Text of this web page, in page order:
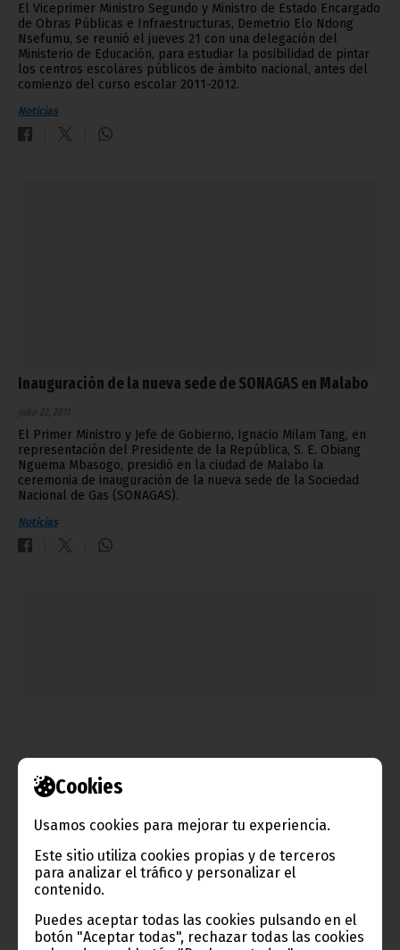
Cookies
Usamos cookies para mejorar tu experiencia.
Este sitio utiliza cookies propias y de terceros
para analizar el tráfico y personalizar el
contenido.
Puedes aceptar todas las cookies pulsando en el
botón "Aceptar todas", rechazar todas las cookies
El Viceprimer Ministro Segundo y Ministro de Estado Encargado
de Obras Públicas e Infraestructuras, Demetrio Elo Ndong
Nsefumu, se reunió el jueves 21 con una delegación del
Ministerio de Educación, para estudiar la posibilidad de pintar
los centros escolares públicos de ámbito nacional, antes del
comienzo del curso escolar 2011-2012.
Noticias
Inauguración de la nueva sede de SONAGAS en Malabo
julio 22, 2011
El Primer Ministro y Jefe de Gobierno, Ignacio Milam Tang, en
representación del Presidente de la República, S. E. Obiang
Nguema Mbasogo, presidió en la ciudad de Malabo la
ceremonia de inauguración de la nueva sede de la Sociedad
Nacional de Gas (SONAGAS).
Noticias
El Ministro de Asuntos Exteriores se reúne con los
embajadores de Chad y Marruecos
Pastor Micha Ondo Bilé se reunió el pasado martes con el
embajador de Chad acreditado en Guinea Ecuatorial, Ngaryanan
Djague, que era portador de un mensaje del Ministerio de
Asuntos Exteriores de su país y con el embajador de
Marruecos, Jilali Hilal, con el que conversó sobre la actualidad
política, concretamente acerca del norte de África y sobre la